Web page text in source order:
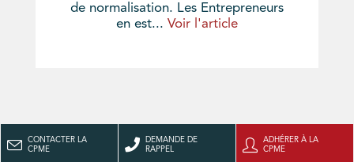
de normalisation. Les Entrepreneurs
en est... Voir l'article
CONTACTER LA
CPME
DEMANDE DE
RAPPEL
ADHÉRER À LA
CPME